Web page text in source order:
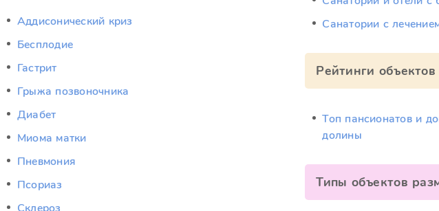
Аддисонический криз
Бесплодие
Гастрит
Грыжа позвоночника
Диабет
Миома матки
Пневмония
Псориаз
Санатории с
Рейтинги
Топ пансионатов и
долины
Типы объектов